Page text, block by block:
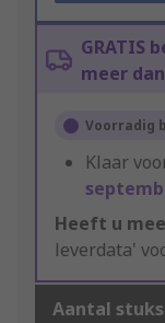
GRATIS
meer
Voorradig
Klaar
Heeft u
leverdata'
Aantal stuks